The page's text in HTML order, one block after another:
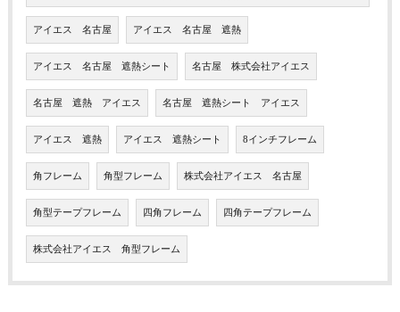
アイエス 名古屋 アイエス 名古屋 遮熱
アイエス 名古屋 遮熱シート 名古屋 株式会社アイエス
名古屋 遮熱 アイエス 名古屋 遮熱シート アイエス
アイエス 遮熱 アイエス 遮熱シート 8インチフレーム
角フレーム 角型フレーム 株式会社アイエス 名古屋
角型テープフレーム 四角フレーム 四角テープフレーム
株式会社アイエス 角型フレーム